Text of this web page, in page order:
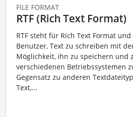
FILE FORMAT
RTF (Rich Text Format)
RTF steht für Rich Text Format
Benutzer, Text zu schreiben mit
Möglichkeit, ihn zu speichern und
verschiedenen Betriebssystemen
Gegensatz zu anderen
Text,...